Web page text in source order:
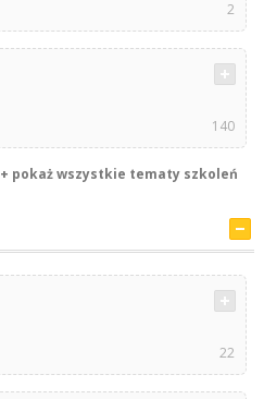
2
140
+ pokaż wszystkie tematy szkoleń
22